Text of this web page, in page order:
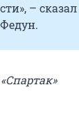
– сказал